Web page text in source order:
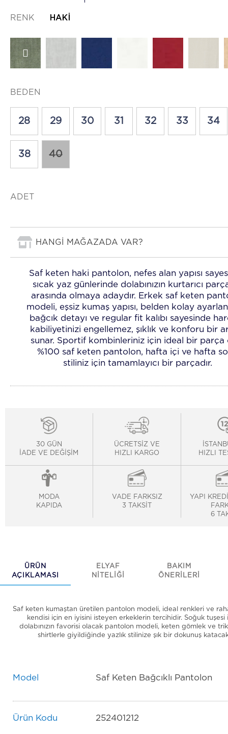
RENK HAKI
BEDEN
28 29 30 31 32 33 34
38 40
ADET
HANGİ MAĞAZADA VAR?
Saf keten haki pantolon, nefes alan yapısı
sıcak yaz günlerinde dolabınızın kurtarıcı
arasında olmaya adaydır. Erkek saf keten
modeli, eşsiz kumaş yapısı, belden kolay
bağcık detayı ve regular fit kalıbı sayesinde
kabiliyetinizi engellemez, şıklık ve konforu bir
sunar. Sportif kombinleriniz için ideal bir parça
%100 saf keten pantolon, hafta içi ve hafta
stiliniz için tamamlayıcı bir parçadır.
30 GÜN
İADE VE DEĞİŞİM
ÜCRETSİZ VE
HIZLI KARGO
HIZLI
MODA
KAPIDA
VADE FARKSIZ
3 TAKSİT
YAPI
6
ÜRÜN
AÇIKLAMASI
ELYAF
NİTELİĞİ
BAKIM
ÖNERİLERİ
Saf keten kumaştan üretilen pantolon modeli, ideal renkleri ve
kendisi için en iyisini isteyen erkeklerin tercihidir. Soğuk tuşesi
dolabınızın favorisi olacak pantolon modeli, keten gömlek ve
shirtlerle giyildiğinde yazlık stilinize şık bir dokunuş
Model Saf Keten Bağcıklı Pantolon
Ürün Kodu 252401212